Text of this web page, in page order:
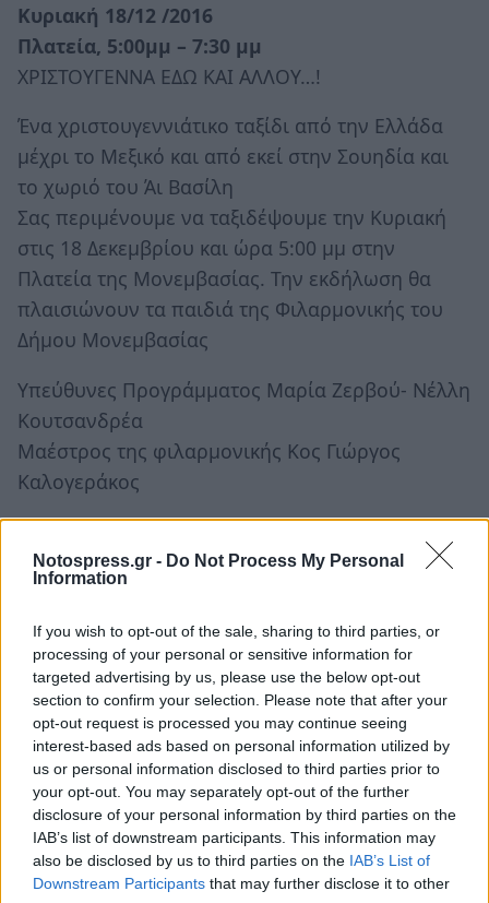
Notospress.gr - Do Not Process My Personal
Information
If you wish to opt-out of the sale, sharing to third parties, or
processing of your personal or sensitive information for
targeted advertising by us, please use the below opt-out
section to confirm your selection. Please note that after your
opt-out request is processed you may continue seeing
interest-based ads based on personal information utilized by
us or personal information disclosed to third parties prior to
your opt-out. You may separately opt-out of the further
disclosure of your personal information by third parties on the
IAB’s list of downstream participants. This information may
also be disclosed by us to third parties on the IAB’s List of
Downstream Participants that may further disclose it to other
Κυριακή 18/12 /2016
Πλατεία, 5:00μμ – 7:30 μμ
ΧΡΙΣΤΟΥΓΕΝΝΑ ΕΔΩ ΚΑΙ ΑΛΛΟΥ…!
Ένα χριστουγεννιάτικο ταξίδι από την Ελλάδα
μέχρι το Μεξικό και από εκεί στην Σουηδία και
το χωριό του Άι Βασίλη
Σας περιμένουμε να ταξιδέψουμε την Κυριακή
στις 18 Δεκεμβρίου και ώρα 5:00 μμ στην
Πλατεία της Μονεμβασίας. Την εκδήλωση θα
πλαισιώνουν τα παιδιά της Φιλαρμονικής του
Δήμου Μονεμβασίας
Υπεύθυνες Προγράμματος Μαρία Ζερβού- Νέλλη
Κουτσανδρέα
Μαέστρος της φιλαρμονικής Κος Γιώργος
Καλογεράκος
Πλατεία, 6:00μ.μ
Παιδικό πρόγραμμα από τον Πολιτιστικό
Σύλλογο Μονεμβασίας οι «ΡΙΖΕΣ»
Τρίτη 27/12/2016
Πλατεία, 6:00μ.μ
Παιδικό πρόγραμμα με τους Πιπι και Παφ Πουφ
Ο αγαπητός σε όλους Άγιος Βασίλης, το
χαρούμενο «Ξωτικό » και το «Έλατο» θα
σκορπίσουν κέφι και χαρά , διασκεδάζοντας με
τα παιδιά.